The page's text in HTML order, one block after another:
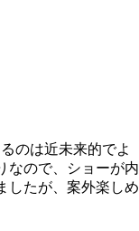
のは近未来的でよ
なので、ショーが内
したが、案外楽しめ